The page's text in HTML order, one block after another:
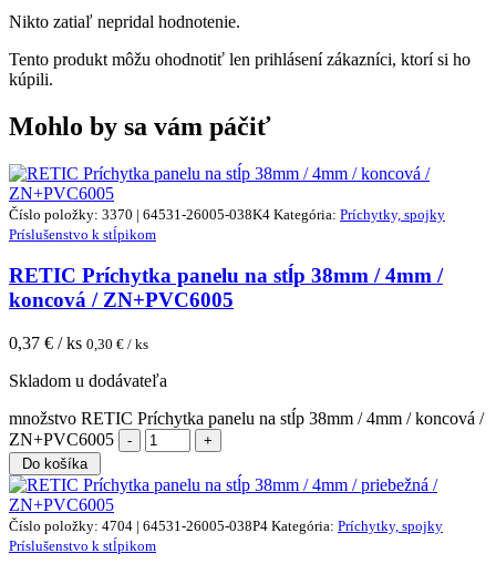
Nikto zatiaľ nepridal hodnotenie.
Tento produkt môžu ohodnotiť len prihlásení zákazníci, ktorí si ho
kúpili.
Mohlo by sa vám páčiť
Číslo položky: 3370 | 64531-26005-038K4 Kategória: Príchytky, spojky
Príslušenstvo k stĺpikom
RETIC Príchytka panelu na stĺp 38mm / 4mm /
koncová / ZN+PVC6005
0,37 € / ks 0,30 € / ks
Skladom u dodávateľa
množstvo RETIC Príchytka panelu na stĺp 38mm / 4mm / koncová /
ZN+PVC6005
Do košíka
Číslo položky: 4704 | 64531-26005-038P4 Kategória: Príchytky, spojky
Príslušenstvo k stĺpikom